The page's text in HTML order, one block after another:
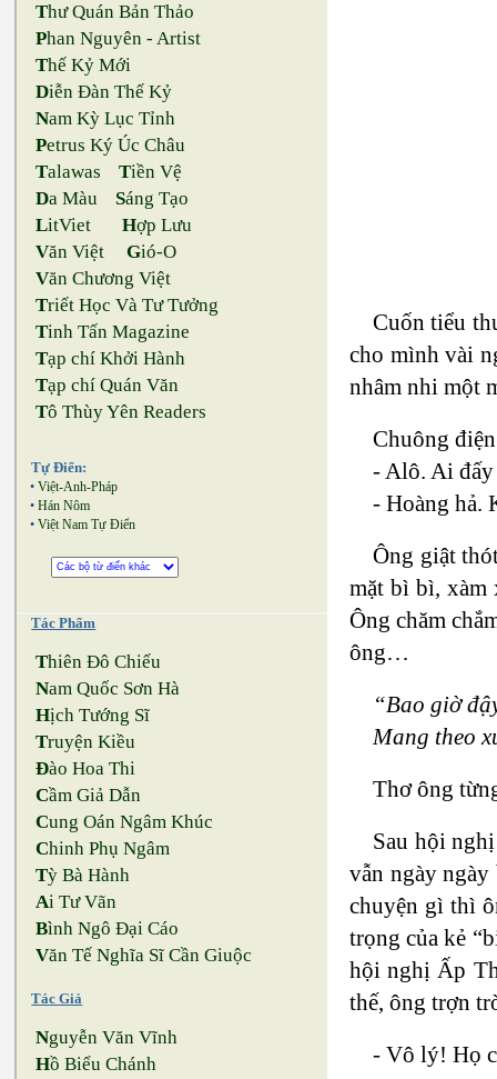
Thư Quán Bản Thảo
Phan Nguyên - Artist
Thế Kỷ Mới
Diễn Đàn Thế Kỷ
Nam Kỳ Lục Tỉnh
Petrus Ký Úc Châu
Talawas Tiền Vệ
Da Màu Sáng Tạo
LitViet Hợp Lưu
Văn Việt Gió-O
Văn Chương Việt
Triết Học Và Tư Tưởng
Tinh Tấn Magazine
Tạp chí Khởi Hành
Tạp chí Quán Văn
Tô Thùy Yên Readers
Tự Điển:
• Việt-Anh-Pháp
• Hán Nôm
• Việt Nam Tự Điển
Tác Phẩm
Thiên Đô Chiếu
Nam Quốc Sơn Hà
Hịch Tướng Sĩ
Truyện Kiều
Đào Hoa Thi
Cầm Giả Dẫn
Cung Oán Ngâm Khúc
Chinh Phụ Ngâm
Tỳ Bà Hành
Ai Tư Vãn
Bình Ngô Đại Cáo
Văn Tế Nghĩa Sĩ Cần Giuộc
Tác Giả
Nguyễn Văn Vĩnh
Hồ Biểu Chánh
Cuốn tiểu
cho mình vài
nhâm nhi một
Chuông
- Alô. Ai
- Hoàng hả.
Ông giật
mặt bì bì, xàm
Ông chăm
ông…
“Bao giờ
Mang theo
Thơ ông
Sau hội
vẫn ngày
chuyện gì thì
trọng của kẻ
hội nghị Ấp
thế, ông trợn
- Vô lý! Họ